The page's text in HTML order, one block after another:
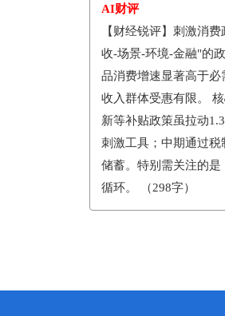
AI财评
【财经锐评】刺激消
收-场景-环境-金融"的
品消费增速显著高于
收入群体受惠有限。
新等补贴政策虽拉动
刺激工具；中期通过
储蓄。特别需关注的
循环。 （298字）